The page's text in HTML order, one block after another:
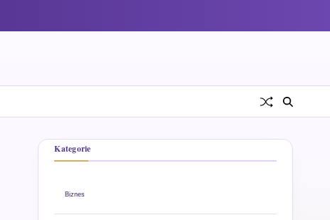
Kategorie
Biznes